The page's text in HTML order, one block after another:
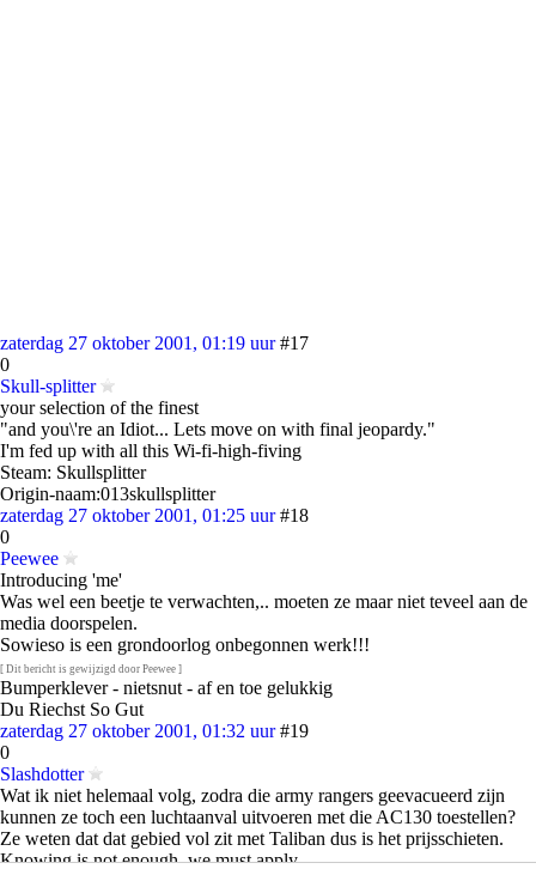
zaterdag 27 oktober 2001, 01:19 uur #17
0
Skull-splitter
your selection of the finest
"and you\'re an Idiot... Lets move on with final jeopardy."
I'm fed up with all this Wi-fi-high-fiving
Steam: Skullsplitter
Origin-naam:013skullsplitter
zaterdag 27 oktober 2001, 01:25 uur #18
0
Peewee
Introducing 'me'
Was wel een beetje te verwachten,.. moeten ze maar niet teveel aan de
media doorspelen.
Sowieso is een grondoorlog onbegonnen werk!!!
[ Dit bericht is gewijzigd door Peewee ]
Bumperklever - nietsnut - af en toe gelukkig
Du Riechst So Gut
zaterdag 27 oktober 2001, 01:32 uur #19
0
Slashdotter
Wat ik niet helemaal volg, zodra die army rangers geevacueerd zijn
kunnen ze toch een luchtaanval uitvoeren met die AC130 toestellen?
Ze weten dat dat gebied vol zit met Taliban dus is het prijsschieten.
Knowing is not enough, we must apply